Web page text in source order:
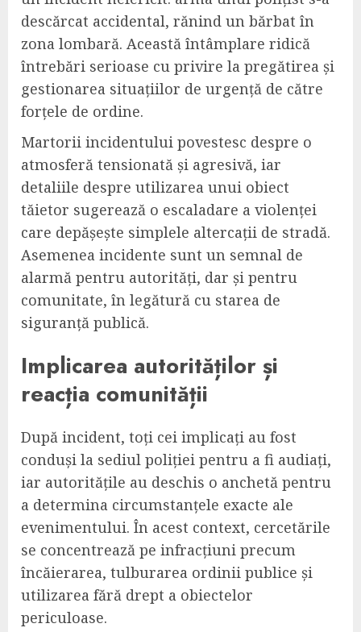
descărcat accidental, rănind un bărbat în
zona lombară. Această întâmplare ridică
întrebări serioase cu privire la pregătirea și
gestionarea situațiilor de urgență de către
forțele de ordine.
Martorii incidentului povestesc despre o
atmosferă tensionată și agresivă, iar
detaliile despre utilizarea unui obiect
tăietor sugerează o escaladare a violenței
care depășește simplele altercații de stradă.
Asemenea incidente sunt un semnal de
alarmă pentru autorități, dar și pentru
comunitate, în legătură cu starea de
siguranță publică.
Implicarea autorităților și
reacția comunității
După incident, toți cei implicați au fost
conduși la sediul poliției pentru a fi audiați,
iar autoritățile au deschis o anchetă pentru
a determina circumstanțele exacte ale
evenimentului. În acest context, cercetările
se concentrează pe infracțiuni precum
încăierarea, tulburarea ordinii publice și
utilizarea fără drept a obiectelor
periculoase.